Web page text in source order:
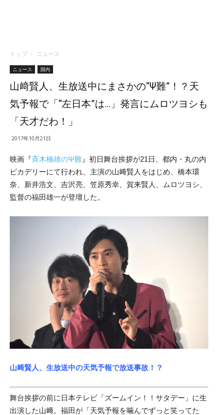
トップ ニュース
ニュース 国内
山﨑賢人、生放送中にまさかの“Ψ難”！？天
気予報で「“左日本”は…」発言にムロツヨシも
「天才だわ！」
2017年10月21日
映画『斉木楠雄のΨ難 』初日舞台挨拶が21日、都内・丸の内
ピカデリーにて行われ、主演の山﨑賢人をはじめ、橋本環
奈、新井浩文、吉沢亮、笠原秀幸、賀来賢人、ムロツヨシ、
監督の福田雄一が登壇した。
山﨑賢人、生放送中の天気予報で放送事故！？
舞台挨拶の前に日本テレビ「ズームイン！！サタデー」に生
出演した山﨑。福田が「天気予報を噛んでずっと笑ってた